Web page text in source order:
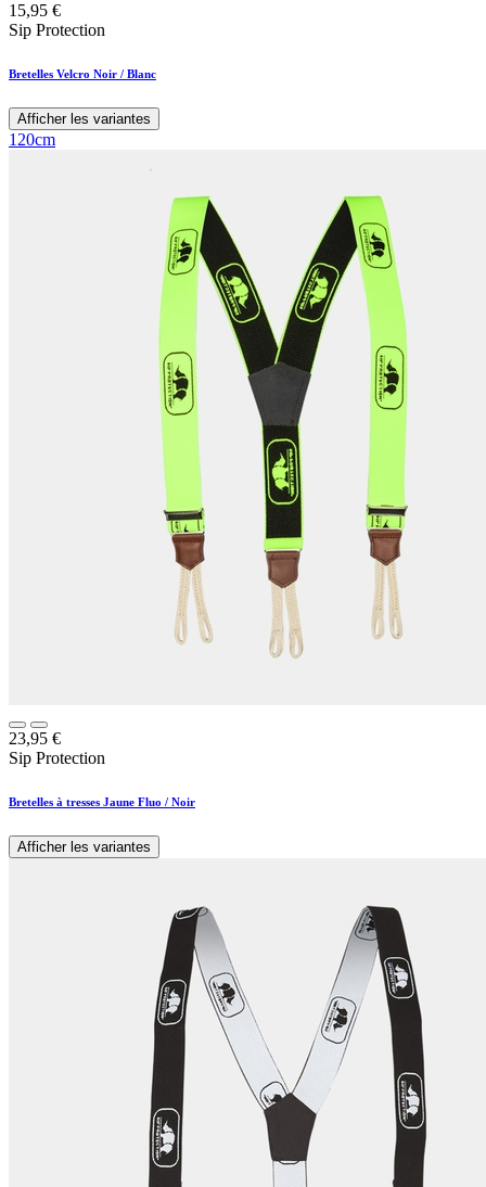
15,95 €
Sip Protection
Bretelles Velcro Noir / Blanc
Afficher les variantes
120cm
23,95 €
Sip Protection
Bretelles à tresses Jaune Fluo / Noir
Afficher les variantes